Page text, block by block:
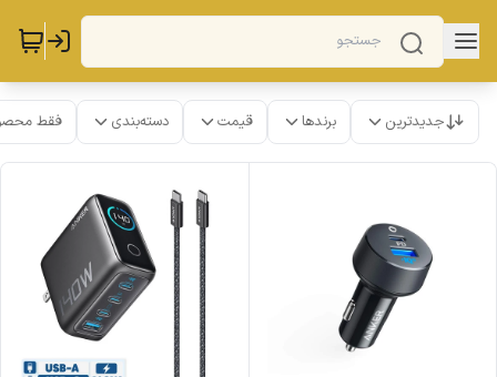
جدیدترین برندها قیمت دسته‌بندی فقط